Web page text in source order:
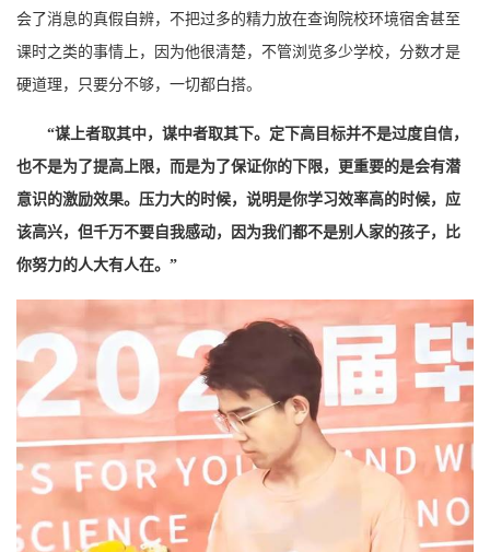
会了消息的真假自辨，不把过多的精力放在查询院校环境宿舍甚至
课时之类的事情上，因为他很清楚，不管浏览多少学校，分数才是
硬道理，只要分不够，一切都白搭。
“谋上者取其中，谋中者取其下。定下高目标并不是过度自信，
也不是为了提高上限，而是为了保证你的下限，更重要的是会有潜
意识的激励效果。压力大的时候，说明是你学习效率高的时候，应
该高兴，但千万不要自我感动，因为我们都不是别人家的孩子，比
你努力的人大有人在。”